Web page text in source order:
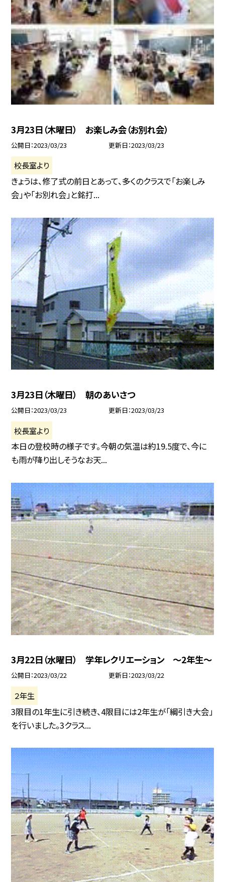
3月23日（木曜日） お楽しみ会（お別れ会）
公開日 2023/03/23 更新日 2023/03/23
校長室より
きょうは、修了式の前日とあって、多くのクラスで「お楽しみ
会」や「お別れ会」と銘打...
3月23日（木曜日） 朝のあいさつ
公開日 2023/03/23 更新日 2023/03/23
校長室より
本日の登校時の様子です。今朝の気温は約19.5度で、今に
も雨が降り出しそうなお天...
3月22日（水曜日） 学年レクリエーション 〜2年生〜
公開日 2023/03/22 更新日 2023/03/22
２年生
3限目の1年生に引き続き、4限目には2年生が「綱引き大会」
を行いました。3クラス...